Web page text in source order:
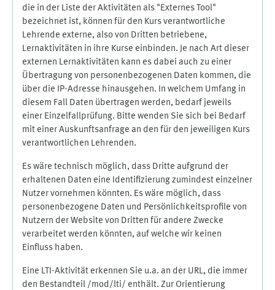
die in der Liste der Aktivitäten als "Externes Tool"
bezeichnet ist, können für den Kurs verantwortliche
Lehrende externe, also von Dritten betriebene,
Lernaktivitäten in ihre Kurse einbinden. Je nach Art dieser
externen Lernaktivitäten kann es dabei auch zu einer
Übertragung von personenbezogenen Daten kommen, die
über die IP-Adresse hinausgehen. In welchem Umfang in
diesem Fall Daten übertragen werden, bedarf jeweils
einer Einzelfallprüfung. Bitte wenden Sie sich bei Bedarf
mit einer Auskunftsanfrage an den für den jeweiligen Kurs
verantwortlichen Lehrenden.
Es wäre technisch möglich, dass Dritte aufgrund der
erhaltenen Daten eine Identifizierung zumindest einzelner
Nutzer vornehmen könnten. Es wäre möglich, dass
personenbezogene Daten und Persönlichkeitsprofile von
Nutzern der Website von Dritten für andere Zwecke
verarbeitet werden könnten, auf welche wir keinen
Einfluss haben.
Eine LTI-Aktivität erkennen Sie u.a. an der URL, die immer
den Bestandteil /mod/lti/ enthält. Zur Orientierung